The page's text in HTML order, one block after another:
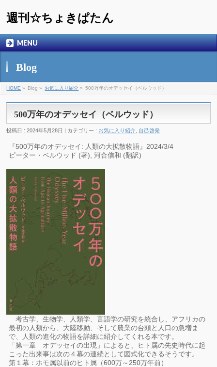
週刊☆ちょきぱたん
MENU
Blog
HOME » Blog » お気に入り紹介 » 500万年のオデッセイ（ベルウッド）
500万年のオデッセイ（ベルウッド）
投稿日 : 2024年5月28日 | カテゴリー : お気に入り紹介 自己啓発
『500万年のオデッセイ: 人類の大拡散物語』2024/3/4
ピーター・ベルウッド (著), 河合信和 (翻訳)
考古学、生物学、人類学、言語学の研究を統合し、アフリカの
最初の人類から、大陸移動、そして農業の台頭と人口の急増ま
で、人類の進化の物語を詳細に紹介してくれる本です。
「第一章 オデッセイの出現」によると、ヒト属の先史時代に起
こった出来事は次の４幕の連続として図式化できるそうです。
第１幕：ホモ属以前のヒト属（600万～250万年前）